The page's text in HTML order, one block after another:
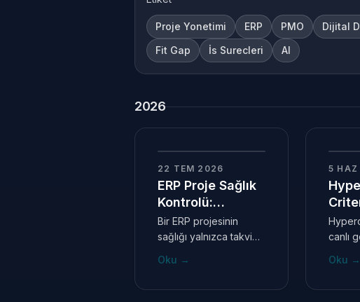
Proje Yonetimi ERP PMO Dijital
Fit Gap
İs Surecleri AI
2026
22 TEM 2026
ERP Proje Sağlık
Kontrolü:
Projeniz
Gerçekten
Sağlıklı mı?
Bir ERP projesinin
sağlığı yalnızca takvim,
tamamlanma
Oku →
—
5
canlı
Oku →